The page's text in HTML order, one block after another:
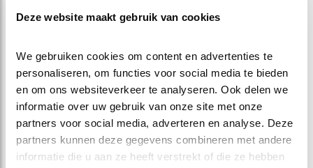
Deze website maakt gebruik van cookies
We gebruiken cookies om content en advertenties te
personaliseren, om functies voor social media te bieden
en om ons websiteverkeer te analyseren. Ook delen we
informatie over uw gebruik van onze site met onze
partners voor social media, adverteren en analyse. Deze
partners kunnen deze gegevens combineren met andere
informatie die u aan ze heeft verstrekt of die ze hebben